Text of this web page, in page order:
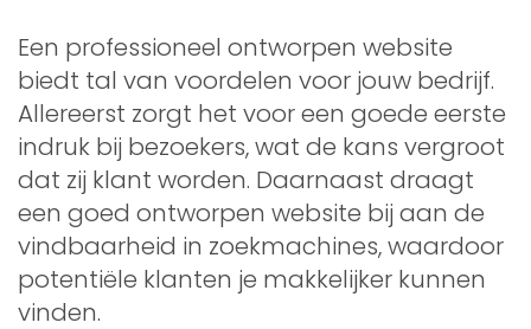
Een professioneel ontworpen website
biedt tal van voordelen voor jouw bedrijf.
Allereerst zorgt het voor een goede eerste
indruk bij bezoekers, wat de kans vergroot
dat zij klant worden. Daarnaast draagt
een goed ontworpen website bij aan de
vindbaarheid in zoekmachines, waardoor
potentiële klanten je makkelijker kunnen
vinden.